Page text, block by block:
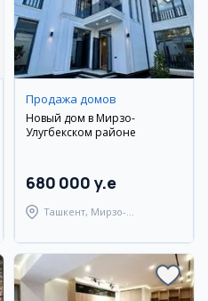
Продажа домов
Новый дом в Мирзо-
Улугбекском районе
680 000 y.e
Ташкент, Мирзо-